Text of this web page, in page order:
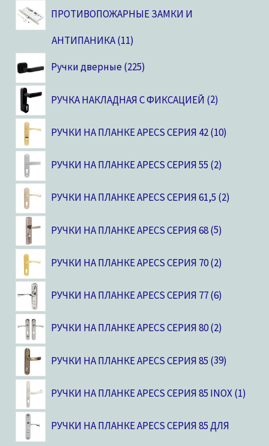
ПРОТИВОПОЖАРНЫЕ ЗАМКИ И
АНТИПАНИКА 11
Ручки дверные 225
РУЧКА НАКЛАДНАЯ С ФИКСАЦИЕЙ 2
РУЧКИ НА ПЛАНКЕ APECS СЕРИЯ 42 10
РУЧКИ НА ПЛАНКЕ APECS СЕРИЯ 55 2
РУЧКИ НА ПЛАНКЕ APECS СЕРИЯ 61,5 2
РУЧКИ НА ПЛАНКЕ APECS СЕРИЯ 68 5
РУЧКИ НА ПЛАНКЕ APECS СЕРИЯ 70 2
РУЧКИ НА ПЛАНКЕ APECS СЕРИЯ 77 6
РУЧКИ НА ПЛАНКЕ APECS СЕРИЯ 80 2
РУЧКИ НА ПЛАНКЕ APECS СЕРИЯ 85 39
РУЧКИ НА ПЛАНКЕ APECS СЕРИЯ 85 INOX 1
РУЧКИ НА ПЛАНКЕ APECS СЕРИЯ 85 ДЛЯ